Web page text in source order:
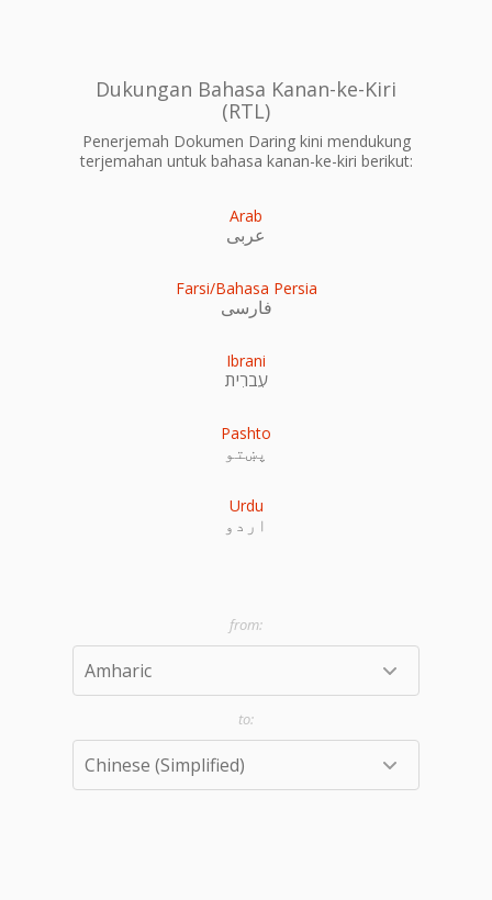
Dukungan Bahasa Kanan-ke-Kiri
(RTL)
Penerjemah Dokumen Daring kini mendukung
terjemahan untuk bahasa kanan-ke-kiri berikut:
Arab
عربى
Farsi/Bahasa Persia
فارسی
Ibrani
עִברִית
Pashto
پښتو
Urdu
اردو